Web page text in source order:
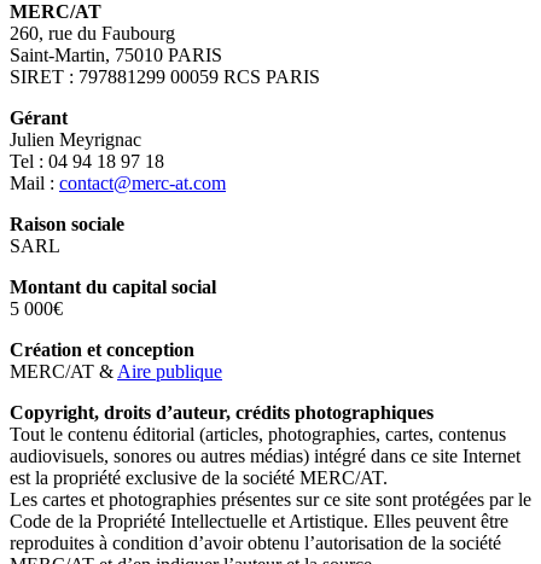
MERC/AT
260, rue du Faubourg
Saint-Martin, 75010 PARIS
SIRET : 797881299 00059 RCS PARIS
Gérant
Julien Meyrignac
Tel : 04 94 18 97 18
Mail : contact@merc-at.com
Raison sociale
SARL
Montant du capital social
5 000€
Création et conception
MERC/AT & Aire publique
Copyright, droits d’auteur, crédits photographiques
Tout le contenu éditorial (articles, photographies, cartes, contenus
audiovisuels, sonores ou autres médias) intégré dans ce site Internet
est la propriété exclusive de la société MERC/AT.
Les cartes et photographies présentes sur ce site sont protégées par le
Code de la Propriété Intellectuelle et Artistique. Elles peuvent être
reproduites à condition d’avoir obtenu l’autorisation de la société